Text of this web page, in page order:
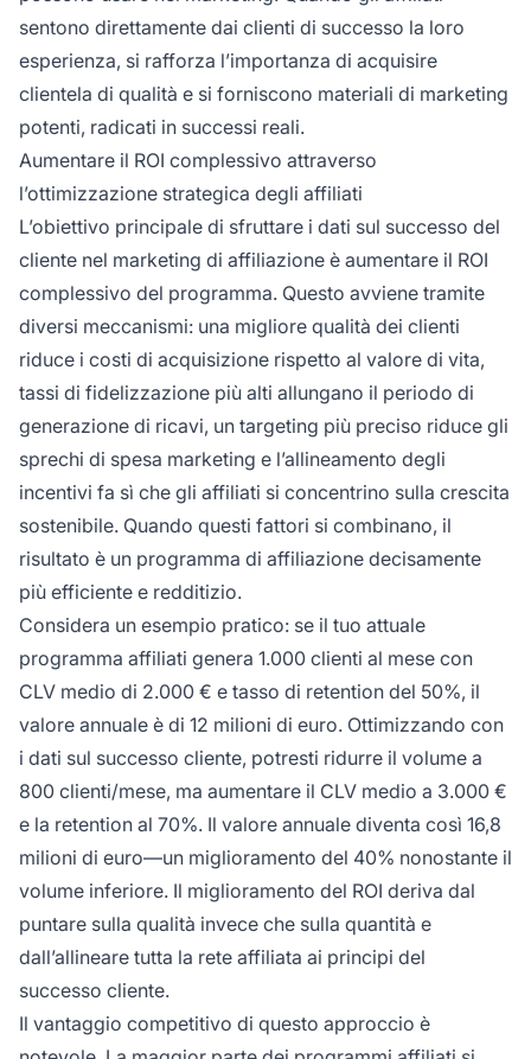
sentono direttamente dai clienti di successo la loro
esperienza, si rafforza l’importanza di acquisire
clientela di qualità e si forniscono materiali di marketing
potenti, radicati in successi reali.
Aumentare il ROI complessivo attraverso
l’ottimizzazione strategica degli affiliati
L’obiettivo principale di sfruttare i dati sul successo del
cliente nel marketing di affiliazione è aumentare il ROI
complessivo del programma. Questo avviene tramite
diversi meccanismi: una migliore qualità dei clienti
riduce i costi di acquisizione rispetto al valore di vita,
tassi di fidelizzazione più alti allungano il periodo di
generazione di ricavi, un targeting più preciso riduce gli
sprechi di spesa marketing e l’allineamento degli
incentivi fa sì che gli affiliati si concentrino sulla crescita
sostenibile. Quando questi fattori si combinano, il
risultato è un programma di affiliazione decisamente
più efficiente e redditizio.
Considera un esempio pratico: se il tuo attuale
programma affiliati genera 1.000 clienti al mese con
CLV medio di 2.000 € e tasso di retention del 50%, il
valore annuale è di 12 milioni di euro. Ottimizzando con
i dati sul successo cliente, potresti ridurre il volume a
800 clienti/mese, ma aumentare il CLV medio a 3.000 €
e la retention al 70%. Il valore annuale diventa così 16,8
milioni di euro—un miglioramento del 40% nonostante il
volume inferiore. Il miglioramento del ROI deriva dal
puntare sulla qualità invece che sulla quantità e
dall’allineare tutta la rete affiliata ai principi del
successo cliente.
Il vantaggio competitivo di questo approccio è